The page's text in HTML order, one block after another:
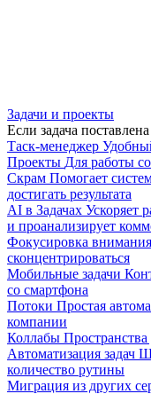
Задачи и проекты
Если задача
Таск-менеджер
Проекты Для работы
Скрам Помогает
достигать результата
AI в Задачах Ускоряет
и проанализирует
Фокусировка внимания
сконцентрироваться
Мобильные задачи
со смартфона
Потоки Простая
компании
Коллабы
Автоматизация задач
количество рутины
Миграция из других